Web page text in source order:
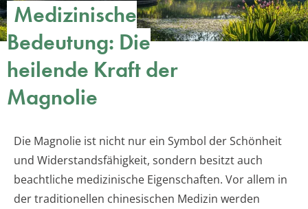
Medizinische
Bedeutung: Die
heilende Kraft der
Magnolie
Die Magnolie ist nicht nur ein Symbol der Schönheit
und Widerstandsfähigkeit, sondern besitzt auch
beachtliche medizinische Eigenschaften. Vor allem in
der traditionellen chinesischen Medizin werden